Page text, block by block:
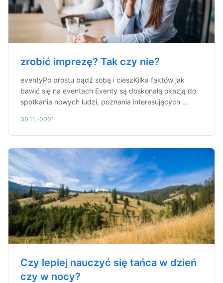
zrobić imprezę? Tak czy nie?
eventyPo prostu bądź sobą i cieszKilka faktów jak
bawić się na eventach Eventy są doskonałą okazją do
spotkania nowych ludzi, poznania interesujących ...
30.11.-0001
Czy lepiej nauczyć się tańca w dzień
czy w nocy?